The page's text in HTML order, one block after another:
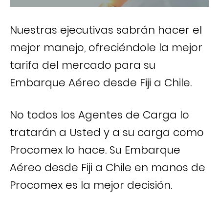
Nuestras ejecutivas sabrán hacer el
mejor manejo, ofreciéndole la mejor
tarifa del mercado para su
Embarque Aéreo desde Fiji a Chile.
No todos los Agentes de Carga lo
tratarán a Usted y a su carga como
Procomex lo hace. Su Embarque
Aéreo desde Fiji a Chile en manos de
Procomex es la mejor decisión.